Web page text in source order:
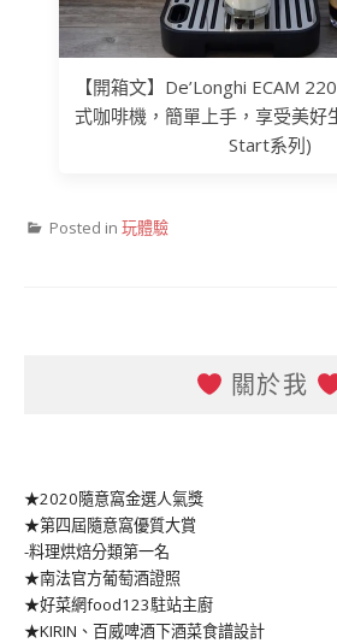
【開箱文】De’Longhi ECAM
式咖啡機，簡單上手，享受美好
Start系列)
Posted in 玩體驗
關於我
★2020隨意窩金選人氣獎
★第四屆隨意窩優質大賞
-料理烘焙分類第一名
★南法官方葡萄酒證照
★好菜網food123駐站主廚
★KIRIN、百威啤酒下酒菜食譜設計